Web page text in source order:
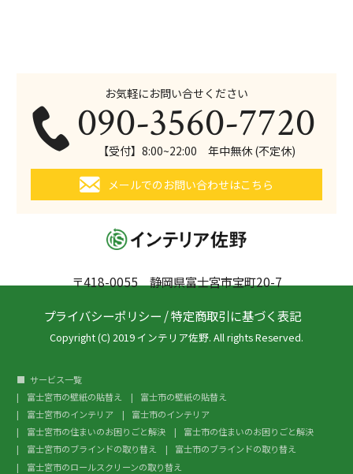
〒418-0055 静岡県富士宮市宝町20-7
お気軽にお問い合せください
090-3560-7720
【受付】8:00~22:00 年中無休 (不定休)
メールでのお問い合わせはこちら
プライバシーポリシー /特定商取引に基づく表記
Copyright (C) 2019 インテリア佐野. All rights Reserved.
サービス一覧
富士宮市の壁紙の貼替え
富士市の壁紙の貼替え
富士宮市のインテリア
富士市のインテリア
富士宮市の住まいのお困りごと解決
富士市の住まいのお困りごと解決
富士宮市のブラインドの取り替え
富士市のブラインドの取り替え
富士宮市のロールスクリーンの取り替え